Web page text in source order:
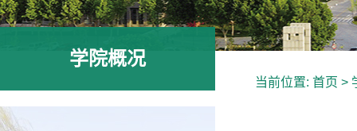
学院概况
当前位置: 首页 >